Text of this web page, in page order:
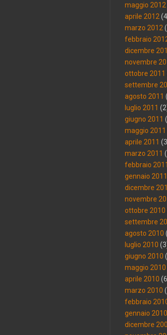
maggio 2012
aprile 2012
marzo 2012
febbraio
dicembre
novembre
ottobre 2011
settembre
agosto 2011
luglio 2011
giugno 2011
maggio 2011
aprile 2011
marzo 2011
febbraio 2011
gennaio 2011
dicembre
novembre
ottobre 2010
settembre
agosto 2010
luglio 2010
giugno 2010
maggio 2010
aprile 2010
marzo 2010
febbraio
gennaio 2010
dicembre